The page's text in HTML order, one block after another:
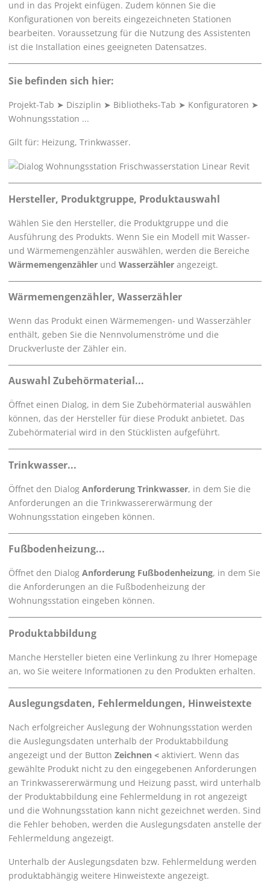
und in das Projekt einfügen. Zudem können Sie die
Konfigurationen von bereits eingezeichneten Stationen
bearbeiten. Voraussetzung für die Nutzung des Assistenten
ist die Installation eines geeigneten Datensatzes.
Sie befinden sich hier:
Projekt-Tab ➤ Disziplin ➤ Bibliotheks-Tab ➤ Konfiguratoren ➤
Wohnungsstation ...
Gilt für: Heizung, Trinkwasser.
Hersteller, Produktgruppe, Produktauswahl
Wählen Sie den Hersteller, die Produktgruppe und die
Ausführung des Produkts. Wenn Sie ein Modell mit Wasser-
und Wärmemengenzähler auswählen, werden die Bereiche
Wärmemengenzähler und Wasserzähler angezeigt.
Wärmemengenzähler, Wasserzähler
Wenn das Produkt einen Wärmemengen- und Wasserzähler
enthält, geben Sie die Nennvolumenströme und die
Druckverluste der Zähler ein.
Auswahl Zubehörmaterial...
Öffnet einen Dialog, in dem Sie Zubehörmaterial auswählen
können, das der Hersteller für diese Produkt anbietet. Das
Zubehörmaterial wird in den Stücklisten aufgeführt.
Trinkwasser...
Öffnet den Dialog Anforderung Trinkwasser, in dem Sie die
Anforderungen an die Trinkwassererwärmung der
Wohnungsstation eingeben können.
Fußbodenheizung...
Öffnet den Dialog Anforderung Fußbodenheizung, in dem Sie
die Anforderungen an die Fußbodenheizung der
Wohnungsstation eingeben können.
Produktabbildung
Manche Hersteller bieten eine Verlinkung zu Ihrer Homepage
an, wo Sie weitere Informationen zu den Produkten erhalten.
Auslegungsdaten, Fehlermeldungen, Hinweistexte
Nach erfolgreicher Auslegung der Wohnungsstation werden
die Auslegungsdaten unterhalb der Produktabbildung
angezeigt und der Button Zeichnen < aktiviert. Wenn das
gewählte Produkt nicht zu den eingegebenen Anforderungen
an Trinkwassererwärmung und Heizung passt, wird unterhalb
der Produktabbildung eine Fehlermeldung in rot angezeigt
und die Wohnungsstation kann nicht gezeichnet werden. Sind
die Fehler behoben, werden die Auslegungsdaten anstelle der
Fehlermeldung angezeigt.
Unterhalb der Auslegungsdaten bzw. Fehlermeldung werden
produktabhängig weitere Hinweistexte angezeigt.